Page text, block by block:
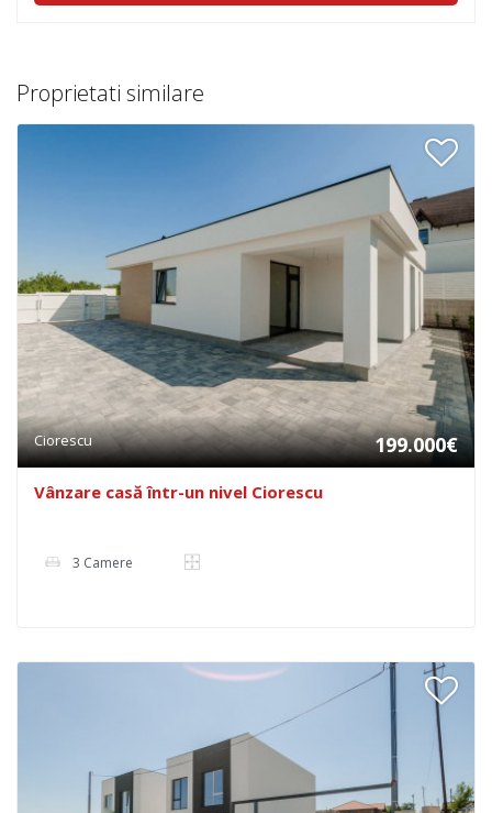
Proprietati similare
Ciorescu 199.000€
Vânzare casă într-un nivel Ciorescu
3 Camere